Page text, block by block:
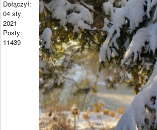
Dołączył:
04 sty
2021
Posty:
11439